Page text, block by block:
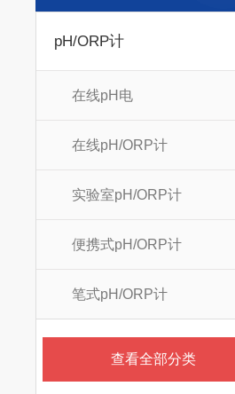
pH/ORP计
在线pH电
在线pH/ORP计
实验室pH/ORP计
便携式pH/ORP计
笔式pH/ORP计
查看全部分类